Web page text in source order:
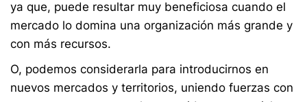
ya que, puede resultar muy beneficiosa cuando el
mercado lo domina una organización más grande y
con más recursos.
O, podemos considerarla para introducirnos en
nuevos mercados y territorios, uniendo fuerzas con